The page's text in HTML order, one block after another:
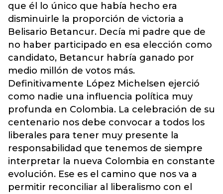
que él lo único que había hecho era
disminuirle la proporción de victoria a
Belisario Betancur. Decía mi padre que de
no haber participado en esa elección como
candidato, Betancur habría ganado por
medio millón de votos más.
Definitivamente López Michelsen ejerció
como nadie una influencia política muy
profunda en Colombia. La celebración de su
centenario nos debe convocar a todos los
liberales para tener muy presente la
responsabilidad que tenemos de siempre
interpretar la nueva Colombia en constante
evolución. Ese es el camino que nos va a
permitir reconciliar al liberalismo con el